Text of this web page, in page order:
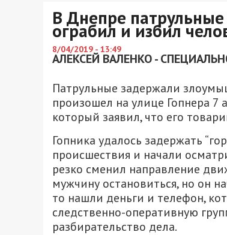
В Днепре
ограбил и избил
8/04/2019 - 13:49
АЛЕКСЕЙ ВАЛЕНКО -
Патрульные задержали
произошел на улице Гопнера 7
который заявил, что его
Гопника удалось задержать
происшествия и начали
резко сменил направление
мужчину остановиться, но он
то нашли деньги и телефон,
следственно-оперативную
разбирательство дела.